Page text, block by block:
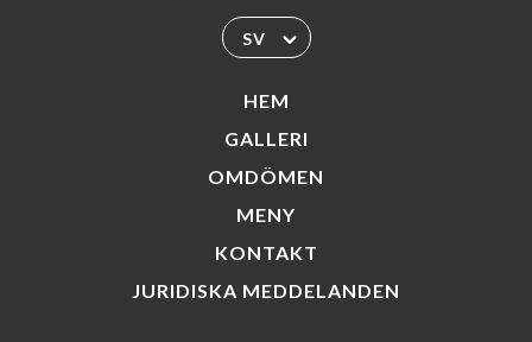
SV
HEM
GALLERI
OMDÖMEN
MENY
KONTAKT
JURIDISKA MEDDELANDEN